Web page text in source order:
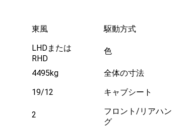
東風 駆動方式
LHDまたは
RHD
色
4495kg 全体の寸法
19/12 キャブシート
2
フロント/リアハン
グ